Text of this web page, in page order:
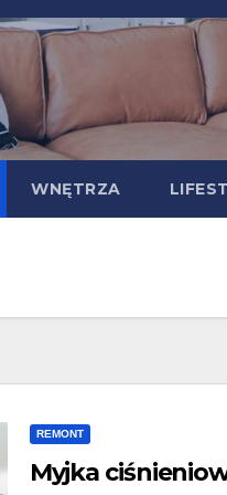
WNĘTRZA
REMONT
Myjka